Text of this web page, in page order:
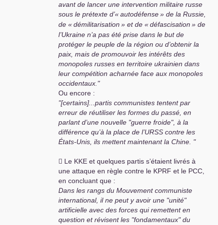
avant de lancer une intervention militaire russe
sous le prétexte d’«autodéfense» de la Russie,
de «démilitarisation » et de «défascisation » de
l’Ukraine n’a pas été prise dans le but de
protéger le peuple de la région ou d’obtenir la
paix, mais de promouvoir les intérêts des
monopoles russes en territoire ukrainien dans
leur compétition acharnée face aux monopoles
occidentaux."
Ou encore :
"[certains]...partis communistes tentent par
erreur de réutiliser les formes du passé, en
parlant d’une nouvelle "guerre froide", à la
différence qu’à la place de l’URSS contre les
États-Unis, ils mettent maintenant la Chine. "
 Le KKE et quelques partis s’étaient livrés à
une attaque en règle contre le KPRF et le PCC,
en concluant que :
Dans les rangs du Mouvement communiste
international, il ne peut y avoir une "unité"
artificielle avec des forces qui remettent en
question et révisent les "fondamentaux" du